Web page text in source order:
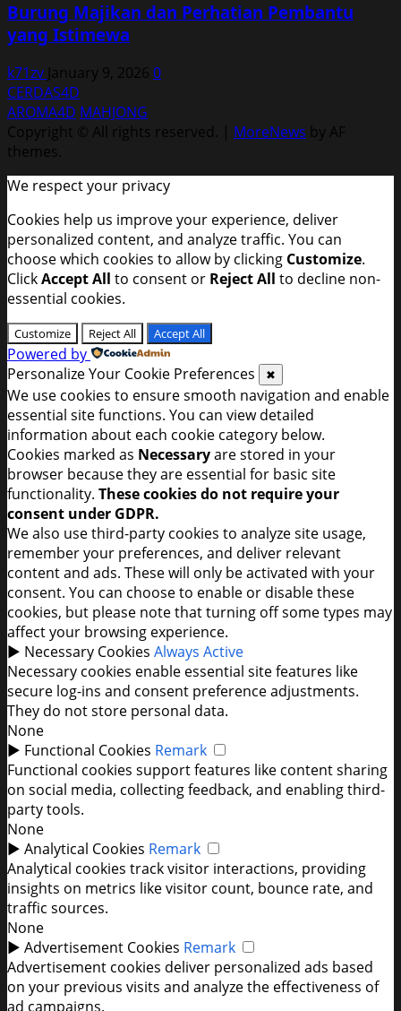
Burung Majikan dan Perhatian Pembantu
yang Istimewa
k71zv January 9, 2026 0
CERDAS4D
AROMA4D MAHJONG
Copyright © All rights reserved. | MoreNews by AF
themes.
We respect your privacy
Cookies help us improve your experience, deliver
personalized content, and analyze traffic. You can
choose which cookies to allow by clicking Customize.
ClickAccept All to consent or Reject All to decline non-
essential cookies.
Customize Reject All Accept All
Powered by
Personalize Your Cookie Preferences
✖
We use cookies to ensure smooth navigation and enable
essential site functions. You can view detailed
information about each cookie category below.
Cookies marked as Necessaryare stored in your
browser because they are essential for basic site
functionality. These cookies do not require your
consent under GDPR.
We also use third-party cookies to analyze site usage,
remember your preferences, and deliver relevant
content and ads. These will only be activated with your
consent. You can choose to enable or disable these
cookies, but please note that turning off some types may
affect your browsing experience.
► Necessary Cookies Always Active
Necessary cookies enable essential site features like
secure log-ins and consent preference adjustments.
They do not store personal data.
None
► Functional Cookies Remark
Functional cookies support features like content sharing
on social media, collecting feedback, and enabling third-
party tools.
None
► Analytical Cookies Remark
Analytical cookies track visitor interactions, providing
insights on metrics like visitor count, bounce rate, and
traffic sources.
None
► Advertisement Cookies Remark
Advertisement cookies deliver personalized ads based
on your previous visits and analyze the effectiveness of
ad campaigns.